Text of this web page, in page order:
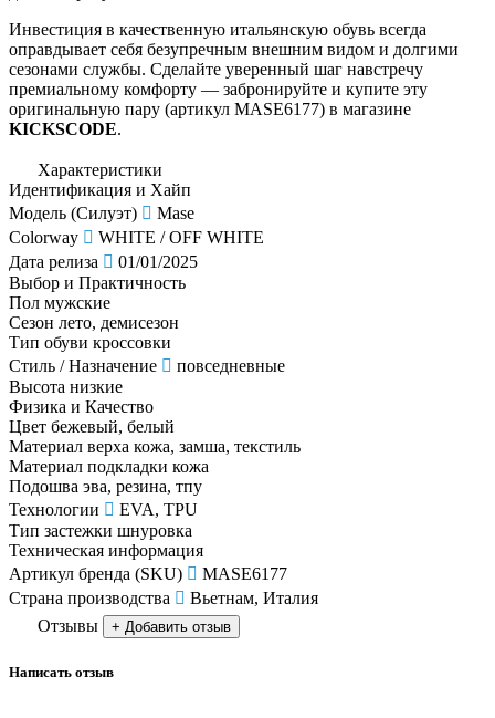
Инвестиция в качественную итальянскую обувь всегда
оправдывает себя безупречным внешним видом и долгими
сезонами службы. Сделайте уверенный шаг навстречу
премиальному комфорту — забронируйте и купите эту
оригинальную пару (артикул MASE6177) в магазине
KICKSCODE.
Характеристики
Идентификация и Хайп
Модель (Силуэт)
Mase
Colorway
WHITE / OFF WHITE
Дата релиза
01/01/2025
Выбор и Практичность
Пол мужские
Сезон лето, демисезон
Тип обуви кроссовки
Стиль / Назначение
повседневные
Высота низкие
Физика и Качество
Цвет бежевый, белый
Материал верха кожа, замша, текстиль
Материал подкладки кожа
Подошва эва, резина, тпу
Технологии
EVA, TPU
Тип застежки шнуровка
Техническая информация
Артикул бренда (SKU)
MASE6177
Страна производства
Вьетнам, Италия
Отзывы
+ Добавить отзыв
Написать отзыв